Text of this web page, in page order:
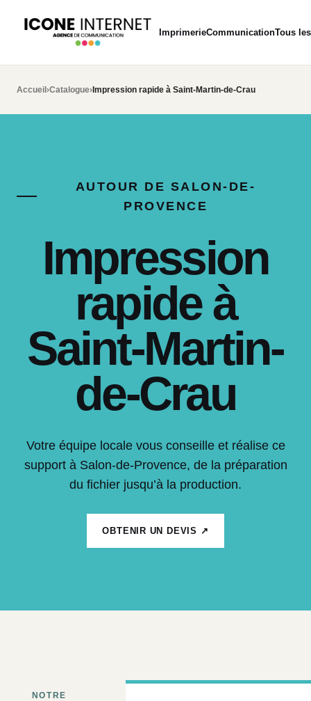
ImprimerieCommunicationTous
Accueil ›Catalogue› Impression rapide à Saint-Martin-de-Crau
AUTOUR DE SALON-DE-
PROVENCE
Impression
rapide à
Saint-Martin-
de-Crau
Votre équipe locale vous conseille et réalise ce
support à Salon-de-Provence, de la préparation
du fichier jusqu’à la production.
OBTENIR UN DEVIS ↗
NOTRE